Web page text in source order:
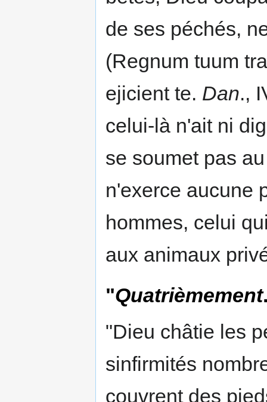
de ses péchés,
(Regnum tuum
ejicient te. Dan.,
celui-là n'ait ni
se soumet pas
n'exerce aucune
hommes, celui
aux animaux
"Quatrièmement
"Dieu châtie les
sinfirmités
couvrent des